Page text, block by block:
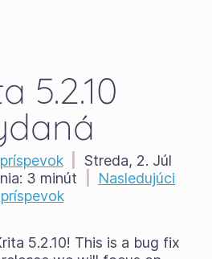
5.2.10
Streda, 2. Júl
3 minút
Nasledujúci
príspevok
5.2.10! This is a bug fix